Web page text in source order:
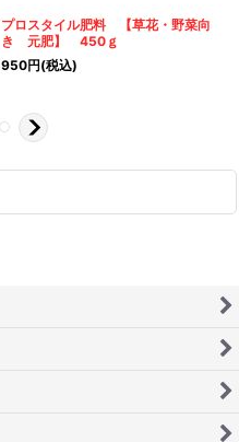
プロスタイル肥料 【草花・野菜向
き 元肥】 450ｇ
950円(税込)